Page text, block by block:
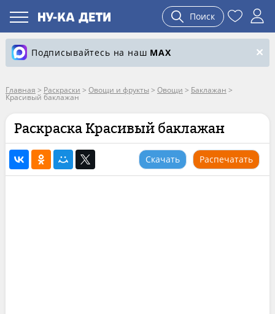
Поиск
Подписывайтесь на наш MAX
Главная > Раскраски > Овощи и фрукты > Овощи > Баклажан >
Красивый баклажан
Раскраска Красивый баклажан
Скачать Распечатать